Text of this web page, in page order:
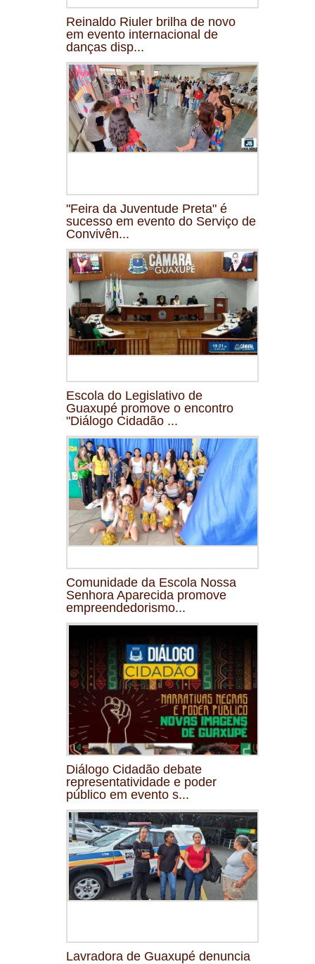
Reinaldo Riuler brilha de novo
em evento internacional de
danças disp...
"Feira da Juventude Preta" é
sucesso em evento do Serviço de
Convivên...
Escola do Legislativo de
Guaxupé promove o encontro
"Diálogo Cidadão ...
Comunidade da Escola Nossa
Senhora Aparecida promove
empreendedorismo...
Diálogo Cidadão debate
representatividade e poder
público em evento s...
Lavradora de Guaxupé denuncia